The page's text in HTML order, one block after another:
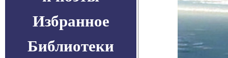
Избранное
Библиотеки